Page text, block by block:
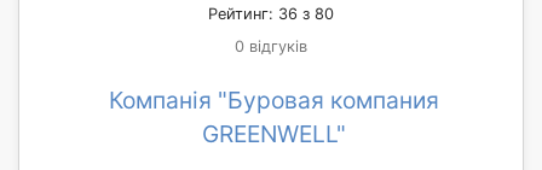
Рейтинг: 36 з 80
0 відгуків
Компанія "Буровая компания
GREENWELL"